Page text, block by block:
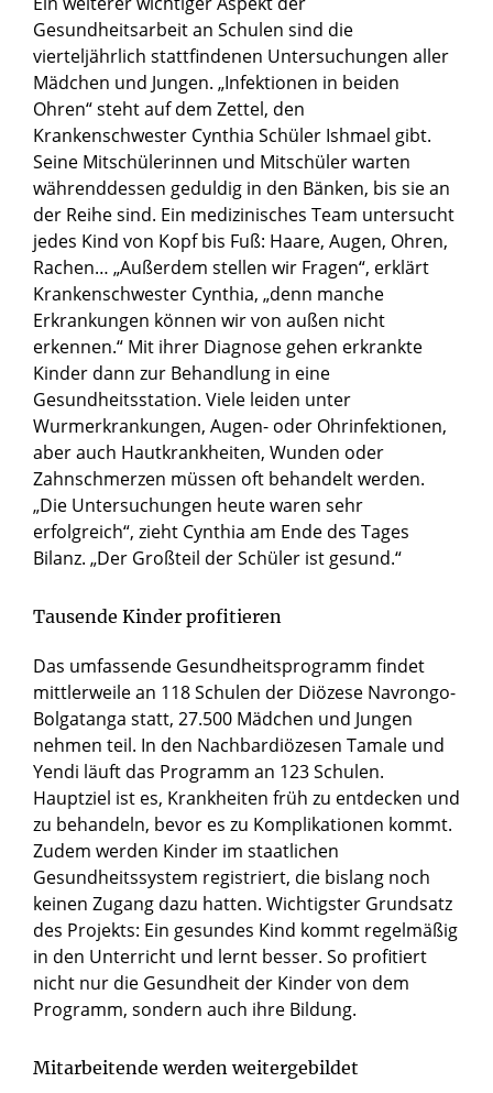
Gesundheitsarbeit an Schulen sind die
vierteljährlich stattfindenen Untersuchungen aller
Mädchen und Jungen. „Infektionen in beiden
Ohren“ steht auf dem Zettel, den
Krankenschwester Cynthia Schüler Ishmael gibt.
Seine Mitschülerinnen und Mitschüler warten
währenddessen geduldig in den Bänken, bis sie an
der Reihe sind. Ein medizinisches Team untersucht
jedes Kind von Kopf bis Fuß: Haare, Augen, Ohren,
Rachen… „Außerdem stellen wir Fragen“, erklärt
Krankenschwester Cynthia, „denn manche
Erkrankungen können wir von außen nicht
erkennen.“ Mit ihrer Diagnose gehen erkrankte
Kinder dann zur Behandlung in eine
Gesundheitsstation. Viele leiden unter
Wurmerkrankungen, Augen- oder Ohrinfektionen,
aber auch Hautkrankheiten, Wunden oder
Zahnschmerzen müssen oft behandelt werden.
„Die Untersuchungen heute waren sehr
erfolgreich“, zieht Cynthia am Ende des Tages
Bilanz. „Der Großteil der Schüler ist gesund.“
Tausende Kinder profitieren
Das umfassende Gesundheitsprogramm findet
mittlerweile an 118 Schulen der Diözese Navrongo-
Bolgatanga statt, 27.500 Mädchen und Jungen
nehmen teil. In den Nachbardiözesen Tamale und
Yendi läuft das Programm an 123 Schulen.
Hauptziel ist es, Krankheiten früh zu entdecken und
zu behandeln, bevor es zu Komplikationen kommt.
Zudem werden Kinder im staatlichen
Gesundheitssystem registriert, die bislang noch
keinen Zugang dazu hatten. Wichtigster Grundsatz
des Projekts: Ein gesundes Kind kommt regelmäßig
in den Unterricht und lernt besser. So profitiert
nicht nur die Gesundheit der Kinder von dem
Programm, sondern auch ihre Bildung.
Mitarbeitende werden weitergebildet